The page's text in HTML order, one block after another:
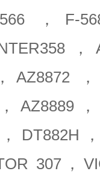
，F-
AZ8872
AZ8889
DT882H
307，